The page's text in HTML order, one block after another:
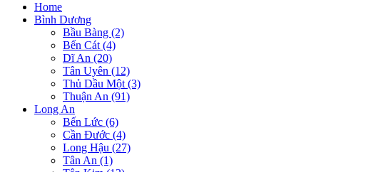
Home
Bình Dương
Bầu Bàng (2)
Bến Cát (4)
Dĩ An (20)
Tân Uyên (12)
Thủ Dầu Một (3)
Thuận An (91)
Long An
Bến Lức (6)
Cần Đước (4)
Long Hậu (27)
Tân An (1)